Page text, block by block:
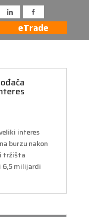
eTrade
interes
burzu nakon
tržišta
milijardi